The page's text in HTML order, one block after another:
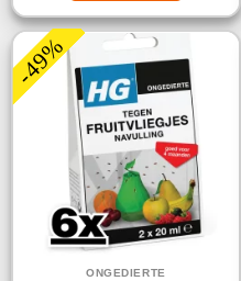
-49%
ONGEDIERTE